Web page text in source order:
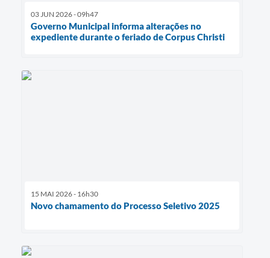
03 JUN 2026 - 09h47
Governo Municipal informa alterações no
expediente durante o feriado de Corpus Christi
15 MAI 2026 - 16h30
Novo chamamento do Processo Seletivo 2025